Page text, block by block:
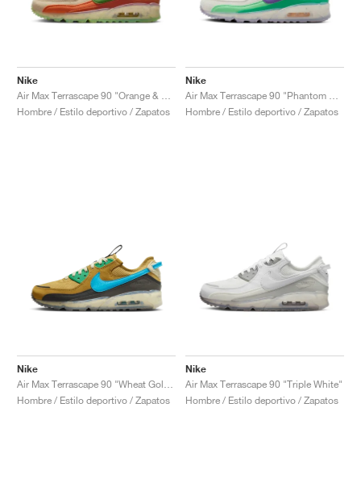
Nike
Hombre / Estilo deportivo / Zapatos
Nike
Hombre / Estilo deportivo / Zapatos
Nike
Hombre / Estilo deportivo / Zapatos
Nike
Air Max Terrascape 90 "Triple White"
Hombre / Estilo deportivo / Zapatos